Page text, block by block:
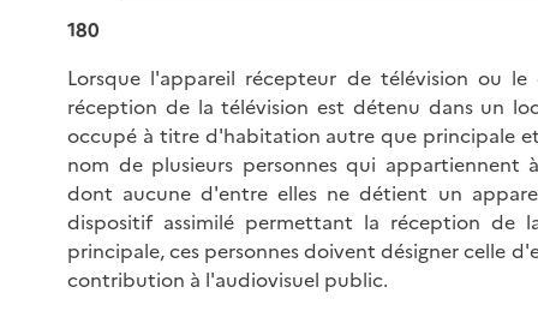
180
Lorsque l'appareil récepteur de télévision ou
réception de la télévision est détenu dans un
occupé à titre d'habitation autre que principale
nom de plusieurs personnes qui appartiennent
dont aucune d'entre elles ne détient un
dispositif assimilé permettant la réception de
principale, ces personnes doivent désigner celle
contribution à l'audiovisuel public.